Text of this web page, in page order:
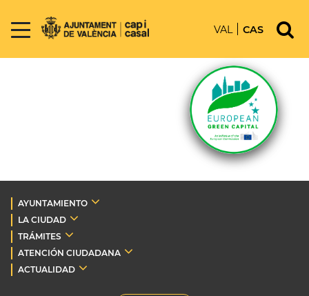
VAL CAS
AYUNTAMIENTO
LA CIUDAD
TRÁMITES
ATENCIÓN CIUDADANA
ACTUALIDAD